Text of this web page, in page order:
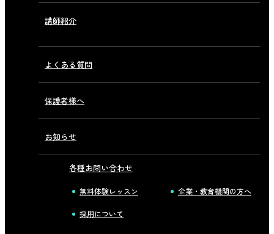
講師紹介
よくある質問
保護者様へ
お知らせ
各種お問い合わせ
無料体験レッスン 企業・教育機関の方へ
採用について